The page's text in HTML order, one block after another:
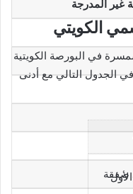
غير المدرجة
الكويتي
في البورصة الكويتية
الجدول التالي مع أدنى